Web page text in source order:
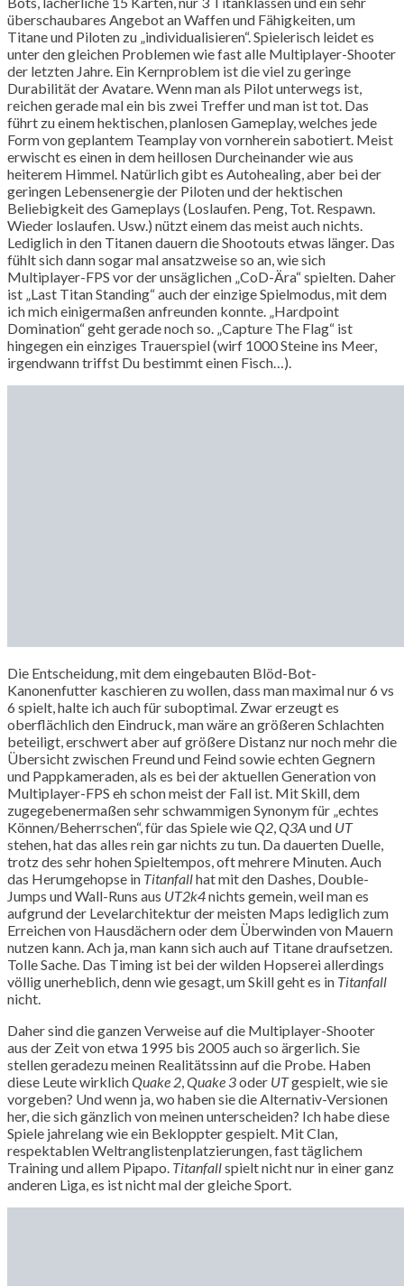
überschaubares Angebot an Waffen und Fähigkeiten, um
Titane und Piloten zu „individualisieren“. Spielerisch leidet es
unter den gleichen Problemen wie fast alle Multiplayer-Shooter
der letzten Jahre. Ein Kernproblem ist die viel zu geringe
Durabilität der Avatare. Wenn man als Pilot unterwegs ist,
reichen gerade mal ein bis zwei Treffer und man ist tot. Das
führt zu einem hektischen, planlosen Gameplay, welches jede
Form von geplantem Teamplay von vornherein sabotiert. Meist
erwischt es einen in dem heillosen Durcheinander wie aus
heiterem Himmel. Natürlich gibt es Autohealing, aber bei der
geringen Lebensenergie der Piloten und der hektischen
Beliebigkeit des Gameplays (Loslaufen. Peng, Tot. Respawn.
Wieder loslaufen. Usw.) nützt einem das meist auch nichts.
Lediglich in den Titanen dauern die Shootouts etwas länger. Das
fühlt sich dann sogar mal ansatzweise so an, wie sich
Multiplayer-FPS vor der unsäglichen „CoD-Ära“ spielten. Daher
ist „Last Titan Standing“ auch der einzige Spielmodus, mit dem
ich mich einigermaßen anfreunden konnte. „Hardpoint
Domination“ geht gerade noch so. „Capture The Flag“ ist
hingegen ein einziges Trauerspiel (wirf 1000 Steine ins Meer,
irgendwann triffst Du bestimmt einen Fisch…).
Die Entscheidung, mit dem eingebauten Blöd-Bot-
Kanonenfutter kaschieren zu wollen, dass man maximal nur 6 vs
6 spielt, halte ich auch für suboptimal. Zwar erzeugt es
oberflächlich den Eindruck, man wäre an größeren Schlachten
beteiligt, erschwert aber auf größere Distanz nur noch mehr die
Übersicht zwischen Freund und Feind sowie echten Gegnern
und Pappkameraden, als es bei der aktuellen Generation von
Multiplayer-FPS eh schon meist der Fall ist. Mit Skill, dem
zugegebenermaßen sehr schwammigen Synonym für „echtes
Können/Beherrschen“, für das Spiele wieQ2 Q3A und UT
stehen, hat das alles rein gar nichts zu tun. Da dauerten Duelle,
trotz des sehr hohen Spieltempos, oft mehrere Minuten. Auch
das Herumgehopse in Titanfallhat mit den Dashes, Double-
Jumps und Wall-Runs aus UT2k4nichts gemein, weil man es
aufgrund der Levelarchitektur der meisten Maps lediglich zum
Erreichen von Hausdächern oder dem Überwinden von Mauern
nutzen kann. Ach ja, man kann sich auch auf Titane draufsetzen.
Tolle Sache. Das Timing ist bei der wilden Hopserei allerdings
völlig unerheblich, denn wie gesagt, um Skill geht es in Titanfall
nicht.
Daher sind die ganzen Verweise auf die Multiplayer-Shooter
aus der Zeit von etwa 1995 bis 2005 auch so ärgerlich. Sie
stellen geradezu meinen Realitätssinn auf die Probe. Haben
diese Leute wirklichQuake 2 Quake 3oder UTgespielt, wie sie
vorgeben? Und wenn ja, wo haben sie die Alternativ-Versionen
her, die sich gänzlich von meinen unterscheiden? Ich habe diese
Spiele jahrelang wie ein Bekloppter gespielt. Mit Clan,
respektablen Weltranglistenplatzierungen, fast täglichem
Training und allem Pipapo. Titanfallspielt nicht nur in einer ganz
anderen Liga, es ist nicht mal der gleiche Sport.